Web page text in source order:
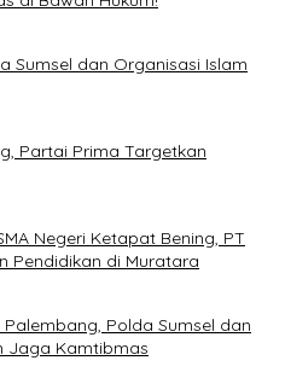
Sumsel dan Organisasi Islam
Partai Prima Targetkan
Negeri Ketapat Bening, PT
Pendidikan di Muratara
Polda Sumsel dan
Jaga Kamtibmas